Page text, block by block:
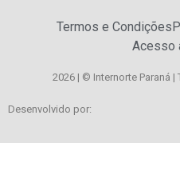
Termos e Condições
Acesso
2026 | © Internorte Paraná
Desenvolvido por: